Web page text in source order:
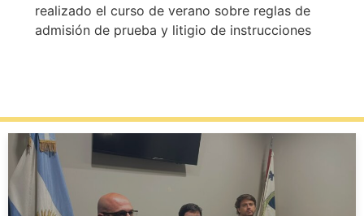
realizado el curso de verano sobre reglas de
admisión de prueba y litigio de instrucciones